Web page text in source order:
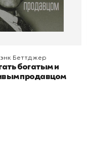
Беттджер
богатым и
продавцом